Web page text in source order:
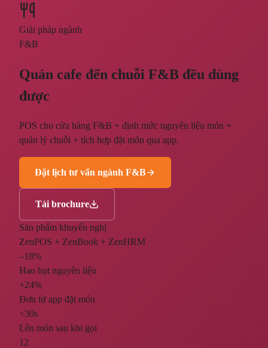
Giải pháp ngành
F&B
Quán cafe đến chuỗi F&B đều dùng
được
POS cho cửa hàng F&B + định mức nguyên liệu món +
quản lý chuỗi + tích hợp đặt món qua app.
Đặt lịch tư vấn ngành F&B
Tải brochure
Sản phẩm khuyến nghị
ZenPOS + ZenBook + ZenHRM
–18%
Hao hụt nguyên liệu
+24%
Đơn từ app đặt món
<30s
Lên món sau khi gọi
12